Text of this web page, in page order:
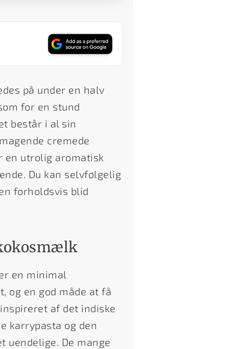
på under en halv
for en stund
består i al sin
cremede
en utrolig aromatisk
Du kan selvfølgelig
forholdsvis blid
en minimal
og en god måde at få
af det indiske
karrypasta og den
uendelige. De mange